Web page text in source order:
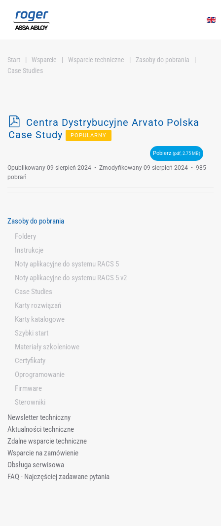
Przejdź do głównej treści
Start Wsparcie Wsparcie techniczne
Zasoby do pobrania
Case Studies
p
d
Centra Dystrybucyjne Arvato Polska
Case Study
POPULARNY
Pobierz (pdf, 2.75 MB)
Opublikowany 09 sierpień 2024 Zmodyfikowany 09 sierpień 2024
985
pobrań
Zasoby do pobrania
Foldery
Instrukcje
Noty aplikacyjne do systemu RACS 5
Noty aplikacyjne do systemu RACS 5 v2
Case Studies
Karty rozwiązań
Karty katalogowe
Szybki start
Materiały szkoleniowe
Certyfikaty
Oprogramowanie
Firmware
Sterowniki
Newsletter techniczny
Aktualności techniczne
Zdalne wsparcie techniczne
Wsparcie na zamówienie
Obsługa serwisowa
FAQ - Najczęściej zadawane pytania